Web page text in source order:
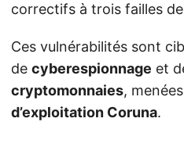
correctifs à trois failles
Ces vulnérabilités sont
de cyberespionnage et
cryptomonnaies,
d’exploitation Coruna.